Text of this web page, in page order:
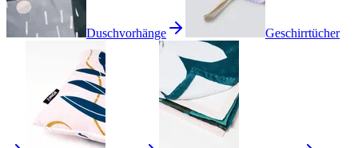
Duschvorhänge Geschirrtücher